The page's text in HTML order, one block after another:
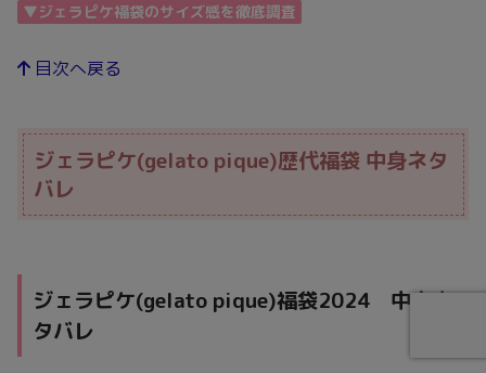
▼ジェラピケ福袋のサイズ感を徹底調査
目次へ戻る
ジェラピケ(gelato pique)歴代福袋 中身ネタ
バレ
ジェラピケ(gelato pique)福袋2024 中身ネ
タバレ